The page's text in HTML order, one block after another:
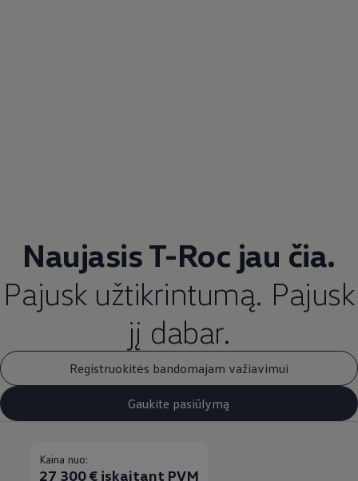
Naujasis T-Roc jau čia.
Pajusk užtikrintumą. Pajusk
jį dabar.
Registruokitės bandomajam važiavimui
Gaukite pasiūlymą
Kaina nuo:
27 300 € įskaitant PVM